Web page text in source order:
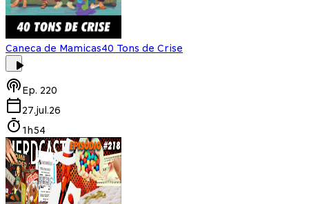
Caneca de Mamicas40 Tons de Crise
Ep. 220
27.jul.26
1h54